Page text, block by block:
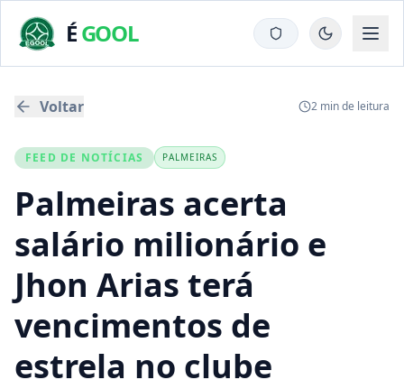
ÉGOOL
Voltar 2 min de leitura
FEED DE NOTÍCIAS PALMEIRAS
Palmeiras acerta
salário milionário e
Jhon Arias terá
vencimentos de
estrela no clube